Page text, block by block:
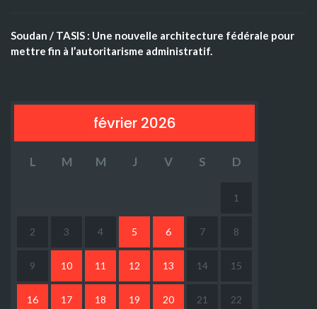
Soudan / TASIS : Une nouvelle architecture fédérale pour
mettre fin à l’autoritarisme administratif.
février 2026
L M M J V S D
1
2 3 4 5 6 7 8
9 10 11 12 13 14 15
16 17 18 19 20 21 22